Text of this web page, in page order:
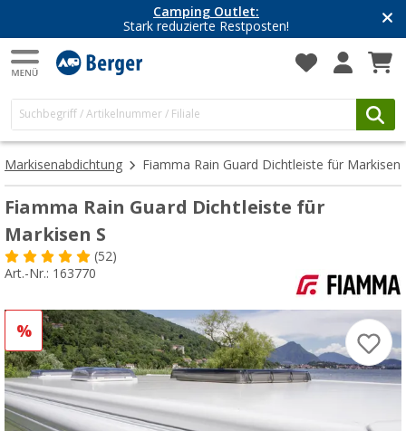
Camping Outlet:
Stark reduzierte Restposten!
Markisenabdichtung Fiamma Rain Guard Dichtleiste für Markisen
Fiamma Rain Guard Dichtleiste für
Markisen S
(52)
Art.-Nr.: 163770
%